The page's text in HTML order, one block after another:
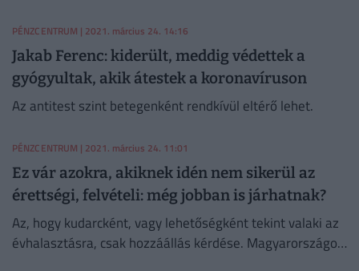
PÉNZCENTRUM | 2021. március 24. 14:16
Jakab Ferenc: kiderült, meddig védettek a
gyógyultak, akik átestek a koronavíruson
Az antitest szint betegenként rendkívül eltérő lehet.
PÉNZCENTRUM | 2021. március 24. 11:01
Ez vár azokra, akiknek idén nem sikerül az
érettségi, felvételi: még jobban is járhatnak?
Az, hogy kudarcként, vagy lehetőségként tekint valaki az
évhalasztásra, csak hozzáállás kérdése. Magyarországon